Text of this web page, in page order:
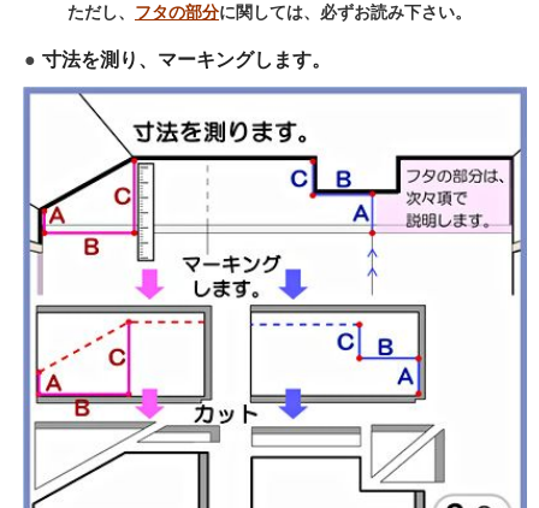
ただし、 フタの部分に関しては、必ずお読み下さい。
寸法を測り、マーキングします。